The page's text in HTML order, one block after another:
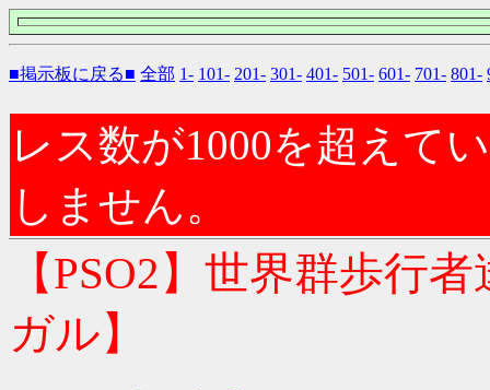
■掲示板に戻る■ 全部 1- 101- 201- 301- 401- 501- 601- 701- 801-
レス数が1000を超えて
しません。
【PSO2】世界群歩行
ガル】